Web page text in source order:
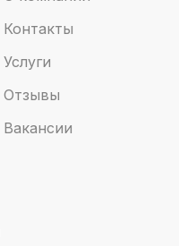
Контакты
Услуги
Отзывы
Вакансии